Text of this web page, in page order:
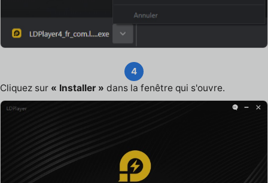
4
Cliquez sur « Installer » dans la fenêtre qui s'ouvre.